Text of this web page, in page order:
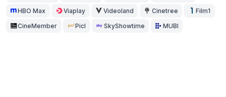
HBO Max Viaplay Videoland Cinetree Film1
CineMember Picl SkyShowtime MUBI